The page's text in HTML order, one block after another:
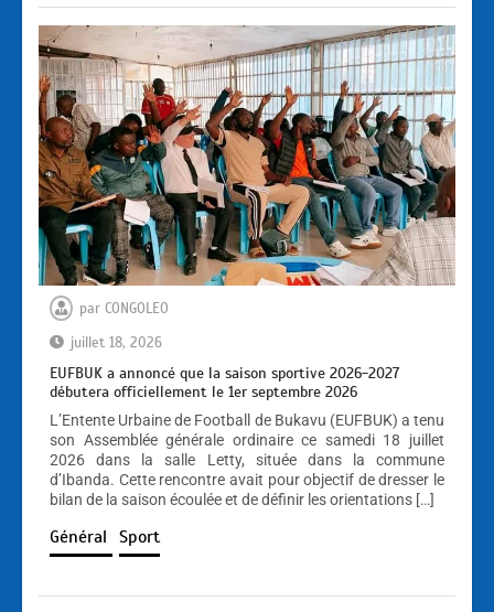
par CONGOLEO
juillet 18, 2026
EUFBUK a annoncé que la saison sportive 2026-2027
débutera officiellement le 1er septembre 2026
L’Entente Urbaine de Football de Bukavu (EUFBUK) a tenu
son Assemblée générale ordinaire ce samedi 18 juillet
2026 dans la salle Letty, située dans la commune
d’Ibanda. Cette rencontre avait pour objectif de dresser le
bilan de la saison écoulée et de définir les orientations […]
Général Sport